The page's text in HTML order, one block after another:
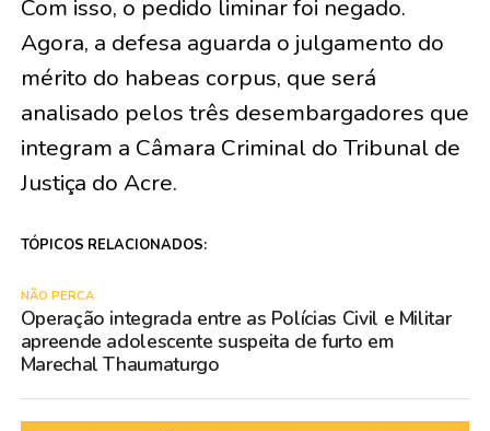
Com isso, o pedido liminar foi negado.
Agora, a defesa aguarda o julgamento do
mérito do habeas corpus, que será
analisado pelos três desembargadores que
integram a Câmara Criminal do Tribunal de
Justiça do Acre.
TÓPICOS RELACIONADOS:
NÃO PERCA
Operação integrada entre as Polícias Civil e Militar
apreende adolescente suspeita de furto em
Marechal Thaumaturgo